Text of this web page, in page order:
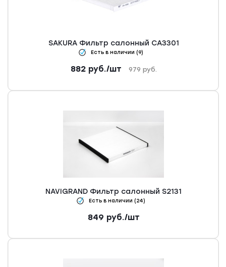
SAKURA Фильтр салонный CA3301
Есть в наличии (9)
882руб./шт 979 руб.
NAVIGRAND Фильтр салонный S2131
Есть в наличии (24)
849 руб./шт